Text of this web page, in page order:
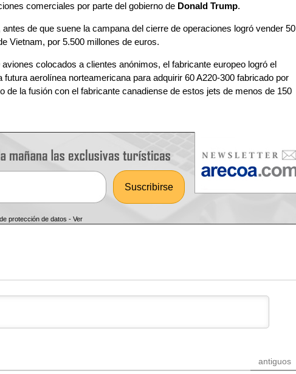
comerciales por parte del gobierno de Donald Trump.
antes de que suene la campana del cierre de operaciones logró vender 50
Vietnam, por 5.500 millones de euros.
colocados a clientes anónimos, el fabricante europeo logró el
futura aerolínea norteamericana para adquirir 60 A220-300 fabricado por
de la fusión con el fabricante canadiense de estos jets de menos de 150
protección de datos -Ver
antiguos